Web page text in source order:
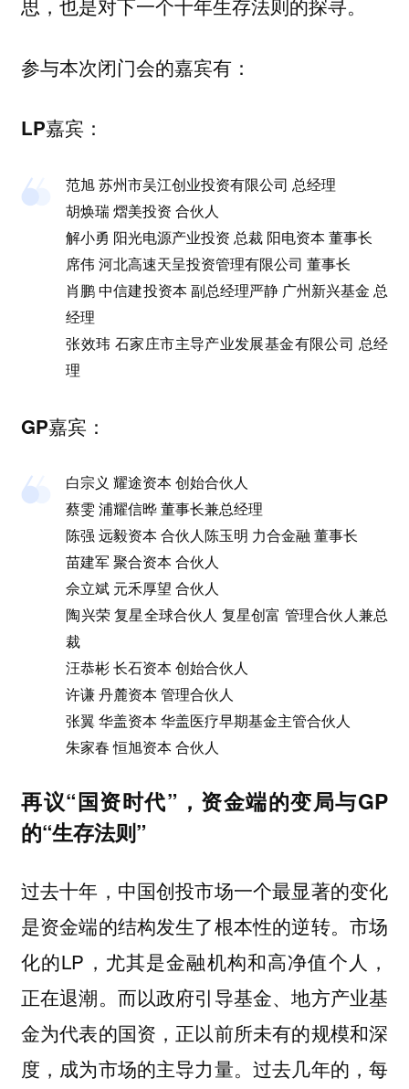
思，也是对下一个十年生存法则的探寻。
参与本次闭门会的嘉宾有：
LP嘉宾：
范旭 苏州市吴江创业投资有限公司 总经理
胡焕瑞 熠美投资 合伙人
解小勇 阳光电源产业投资 总裁 阳电资本 董事长
席伟 河北高速天呈投资管理有限公司 董事长
肖鹏 中信建投资本 副总经理严静 广州新兴基金 总
经理
张效玮 石家庄市主导产业发展基金有限公司 总经
理
GP嘉宾：
白宗义 耀途资本 创始合伙人
蔡雯 浦耀信晔 董事长兼总经理
陈强 远毅资本 合伙人陈玉明 力合金融 董事长
苗建军 聚合资本 合伙人
佘立斌 元禾厚望 合伙人
陶兴荣 复星全球合伙人 复星创富 管理合伙人兼总
裁
汪恭彬 长石资本 创始合伙人
许谦 丹麓资本 管理合伙人
张翼 华盖资本 华盖医疗早期基金主管合伙人
朱家春 恒旭资本 合伙人
再议“国资时代”，资金端的变局与GP
的“生存法则”
过去十年，中国创投市场一个最显著的变化
是资金端的结构发生了根本性的逆转。市场
化的LP，尤其是金融机构和高净值个人，
正在退潮。而以政府引导基金、地方产业基
金为代表的国资，正以前所未有的规模和深
度，成为市场的主导力量。过去几年的，每